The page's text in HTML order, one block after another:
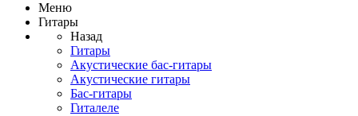
Меню
Гитары
Назад
Гитары
Акустические бас-гитары
Акустические гитары
Бас-гитары
Гиталеле